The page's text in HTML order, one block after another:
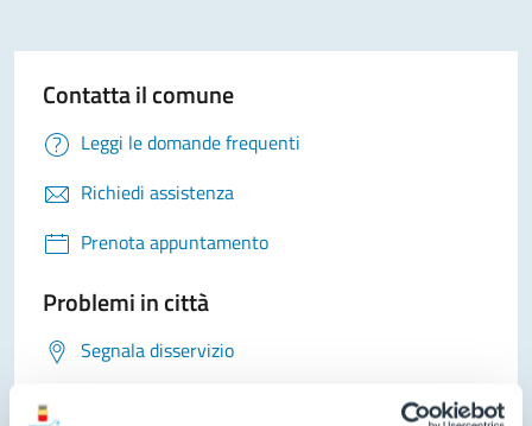
Contatta il comune
Leggi le domande frequenti
Richiedi assistenza
Prenota appuntamento
Problemi in città
Segnala disservizio